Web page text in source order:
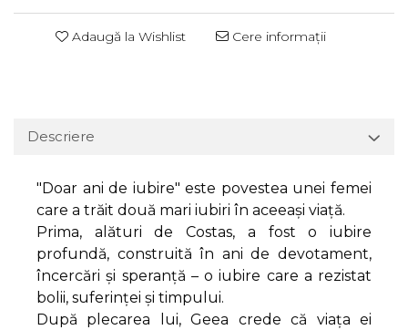
Adaugă la Wishlist Cere informații
Descriere
"Doar ani de iubire" este povestea unei femei
care a trăit două mari iubiri în aceeași viață.
Prima, alături de Costas, a fost o iubire
profundă, construită în ani de devotament,
încercări și speranță – o iubire care a rezistat
bolii, suferinței și timpului.
După plecarea lui, Geea crede că viața ei